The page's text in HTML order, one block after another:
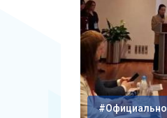
#Официально